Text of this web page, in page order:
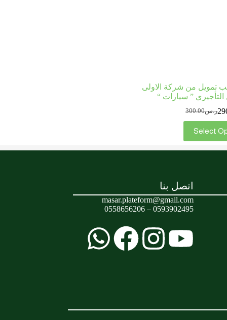
تمويل من شركة الاولى
التأجيري ” سيارات “
ر.س300.00
Select
اتصل بنا
masar.plateform@gmail.com
0593902495 – 0558656206